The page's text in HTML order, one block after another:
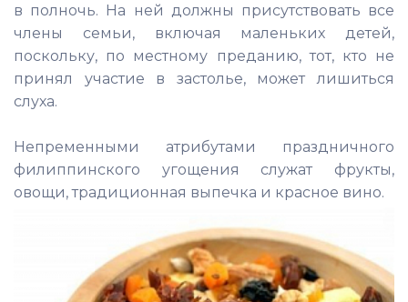
в полночь. На ней должны присутствовать все
члены семьи, включая маленьких детей,
поскольку, по местному преданию, тот, кто не
принял участие в застолье, может лишиться
слуха.
Непременными атрибутами праздничного
филиппинского угощения служат фрукты,
овощи, традиционная выпечка и красное вино.